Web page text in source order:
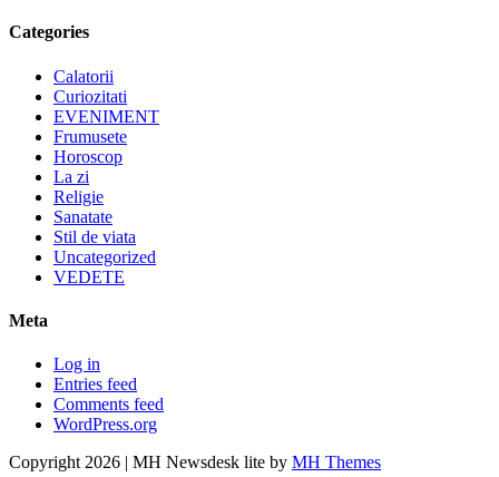
Categories
Calatorii
Curiozitati
EVENIMENT
Frumusete
Horoscop
La zi
Religie
Sanatate
Stil de viata
Uncategorized
VEDETE
Meta
Log in
Entries feed
Comments feed
WordPress.org
Copyright 2026 | MH Newsdesk lite by MH Themes